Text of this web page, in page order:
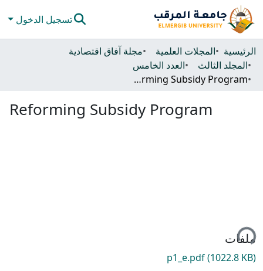
تسجيل الدخول
المجتمعات والحاويات
كل دي سبيس
الرئيسية المجلات العلمية
مجلة آفاق اقتصادية
المجلد الثالث
العدد الخامس
Reforming Subsidy Program
Reforming Subsidy Program
ملفات
p1_e.pdf(1022.8 KB)